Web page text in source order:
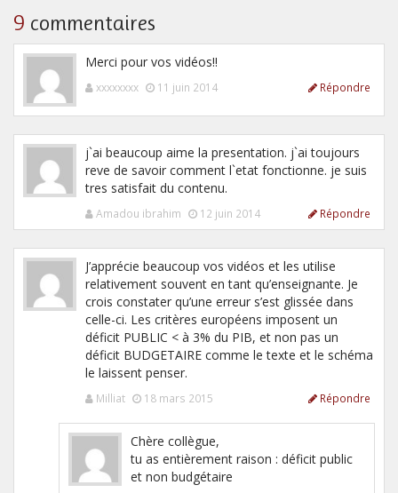
9 commentaires
Merci pour vos vidéos!!
xxxxxxxx 11 juin 2014 Répondre
j`ai beaucoup aime la presentation. j`ai toujours
reve de savoir comment l`etat fonctionne. je suis
tres satisfait du contenu.
Amadou ibrahim 12 juin 2014 Répondre
J’apprécie beaucoup vos vidéos et les utilise
relativement souvent en tant qu’enseignante. Je
crois constater qu’une erreur s’est glissée dans
celle-ci. Les critères européens imposent un
déficit PUBLIC < à 3% du PIB, et non pas un
déficit BUDGETAIRE comme le texte et le schéma
le laissent penser.
Milliat 18 mars 2015 Répondre
Chère collègue,
tu as entièrement raison : déficit public
et non budgétaire